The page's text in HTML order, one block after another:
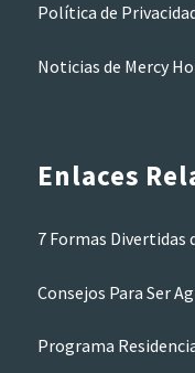
Política de
Noticias de Mercy
Enlaces
7 Formas Divertidas
Consejos Para Ser
Programa